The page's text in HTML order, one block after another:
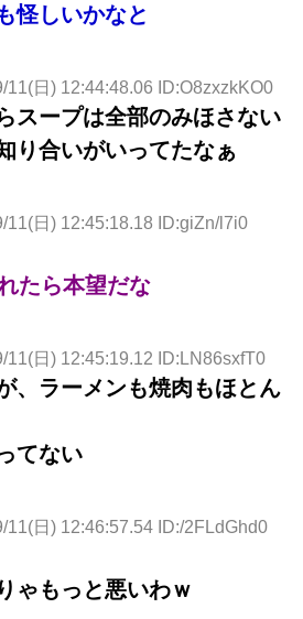
怪しいかなと
11(日) 12:44:48.06 ID:O8zxzkKO0
スープは全部のみほさない
り合いがいってたなぁ
11(日) 12:45:18.18 ID:giZn/l7i0
たら本望だな
11(日) 12:45:19.12 ID:LN86sxfT0
、ラーメンも焼肉もほとん
てない
11(日) 12:46:57.54 ID:/2FLdGhd0
ゃもっと悪いわｗ